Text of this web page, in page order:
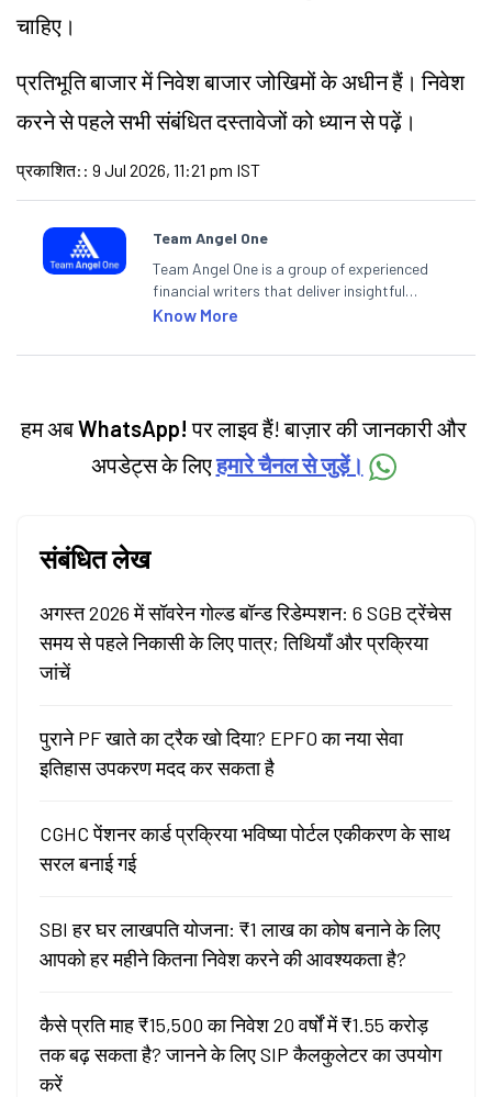
चाहिए।
प्रतिभूति बाजार में निवेश बाजार जोखिमों के अधीन हैं। निवेश
करने से पहले सभी संबंधित दस्तावेजों को ध्यान से पढ़ें।
प्रकाशित: : 9 Jul 2026, 11:21 pm IST
Team Angel One
Team Angel One is a group of experienced
financial writers that deliver insightful
articles on the stock market, IPO, economy,
categories.
Know More
हम अबWhatsApp! पर लाइव हैं! बाज़ार की जानकारी और
अपडेट्स के लिएहमारे चैनल से जुड़ें।
संबंधित लेख
अगस्त 2026 में सॉवरेन गोल्ड बॉन्ड रिडेम्पशन: 6 SGB ट्रेंचेस
समय से पहले निकासी के लिए पात्र; तिथियाँ और प्रक्रिया
जांचें
पुराने PF खाते का ट्रैक खो दिया? EPFO का नया सेवा
इतिहास उपकरण मदद कर सकता है
CGHC पेंशनर कार्ड प्रक्रिया भविष्या पोर्टल एकीकरण के साथ
सरल बनाई गई
SBI हर घर लाखपति योजना: ₹1 लाख का कोष बनाने के लिए
आपको हर महीने कितना निवेश करने की आवश्यकता है?
कैसे प्रति माह ₹15,500 का निवेश 20 वर्षों में ₹1.55 करोड़
तक बढ़ सकता है? जानने के लिए SIP कैलकुलेटर का उपयोग
करें